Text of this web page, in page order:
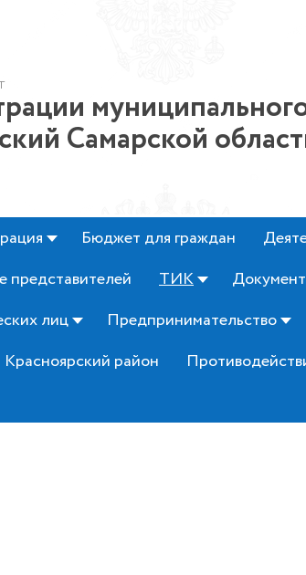
Самарской
Бюджет для граждан
представителей ТИК
лиц
Предпринимательство
Красноярский район